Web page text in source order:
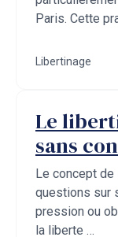
Paris. Cette
Libertinage
Le
sans
Le concept
questions sur
pression ou
la liberte …